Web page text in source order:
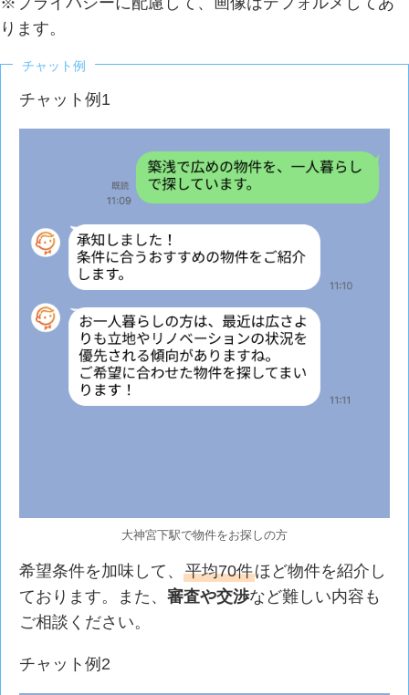
ります。
チャット例
チャット例1
大神宮下駅で物件をお探しの方
希望条件を加味して、平均70件ほど物件を紹介し
ております。また、審査や交渉など難しい内容も
ご相談ください。
チャット例2